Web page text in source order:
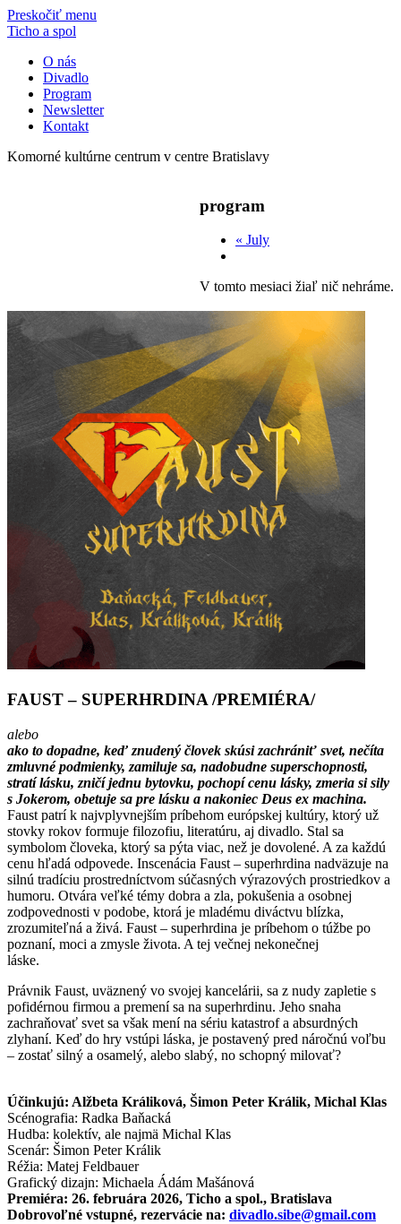
Preskočiť menu
Ticho a spol
O nás
Divadlo
Program
Newsletter
Kontakt
Komorné kultúrne centrum v centre Bratislavy
program
« July
V tomto mesiaci žiaľ nič nehráme.
FAUST – SUPERHRDINA /PREMIÉRA/
alebo
ako to dopadne, keď znudený človek skúsi zachrániť svet, nečíta
zmluvné podmienky, zamiluje sa, nadobudne superschopnosti,
stratí lásku, zničí jednu bytovku, pochopí cenu lásky, zmeria si sily
s Jokerom, obetuje sa pre lásku a nakoniec Deus ex machina.
Faust patrí k najvplyvnejším príbehom európskej kultúry, ktorý už
stovky rokov formuje filozofiu, literatúru, aj divadlo. Stal sa
symbolom človeka, ktorý sa pýta viac, než je dovolené. A za každú
cenu hľadá odpovede. Inscenácia Faust – superhrdina nadväzuje na
silnú tradíciu prostredníctvom súčasných výrazových prostriedkov a
humoru. Otvára veľké témy dobra a zla, pokušenia a osobnej
zodpovednosti v podobe, ktorá je mladému diváctvu blízka,
zrozumiteľná a živá. Faust – superhrdina je príbehom o túžbe po
poznaní, moci a zmysle života. A tej večnej nekonečnej
láske.
Právnik Faust, uväznený vo svojej kancelárii, sa z nudy zapletie s
pofidérnou firmou a premení sa na superhrdinu. Jeho snaha
zachraňovať svet sa však mení na sériu katastrof a absurdných
zlyhaní. Keď do hry vstúpi láska, je postavený pred náročnú voľbu
– zostať silný a osamelý, alebo slabý, no schopný milovať?
Účinkujú: Alžbeta Králiková, Šimon Peter Králik, Michal Klas
Scénografia: Radka Baňacká
Hudba: kolektív, ale najmä Michal Klas
Scenár: Šimon Peter Králik
Réžia: Matej Feldbauer
Grafický dizajn: Michaela Ádám Mašánová
Premiéra: 26. februára 2026, Ticho a spol., Bratislava
Dobrovoľné vstupné, rezervácie na: divadlo.sibe@gmail.com